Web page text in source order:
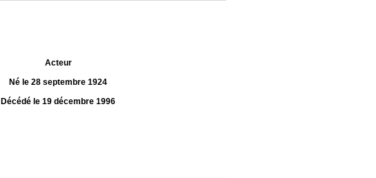
Acteur
Né le 28 septembre 1924
Décédé le 19 décembre 1996